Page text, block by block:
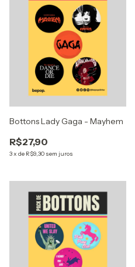
Bottons Lady Gaga - Mayhem
R$27,90
3x de R$9,30 sem juros